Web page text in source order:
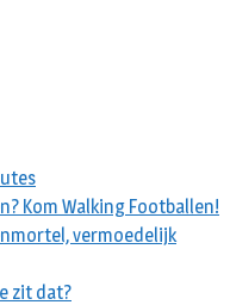
Kom Walking Footballen!
vermoedelijk
zit dat?